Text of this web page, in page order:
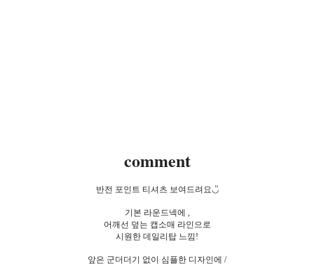
comment
반전 포인트 티셔츠 보여드려요◡̎
기본 라운드넥에 ,
어깨선 덮는 캡소매 라인으로
시원한 데일리탑 느낌!
앞은 군더더기 없이 심플한 디자인에 /